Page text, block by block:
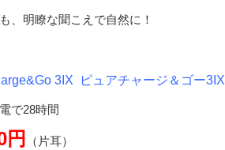
、明瞭な聞こえで自然に！
3IX ピュアチャージ＆ゴー3IX
で28時間
円 （片耳）